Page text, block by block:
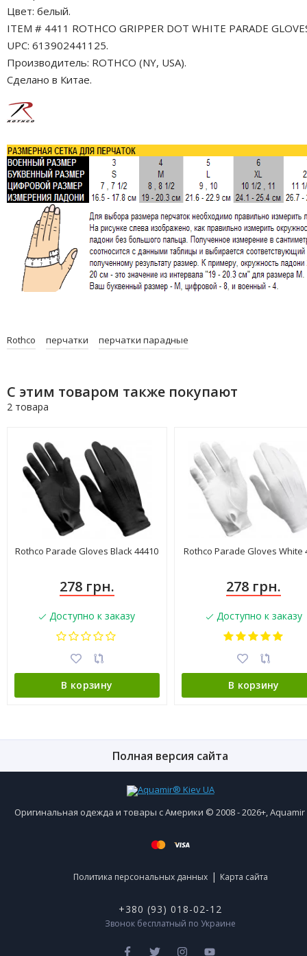
Цвет: белый.
ITEM # 4411 ROTHCO GRIPPER DOT WHITE PARADE
UPC: 613902441125.
Производитель: ROTHCO (NY, USA).
Сделано в Китае.
Rothco перчатки перчатки парадные
С этим товаром также покупают
2 товара
Rothco Parade Gloves Black 44410
278 грн.
Доступно к заказу
В корзину
Rothco Parade Gloves White
278 грн.
Доступно к заказу
В корзину
Полная версия сайта
Оригинальная одежда и товары с Америки © 2008 - 2026+,
Политика персональных данных | Карта сайта
+380 (93) 018-02-12
Звонок бесплатный по Украине